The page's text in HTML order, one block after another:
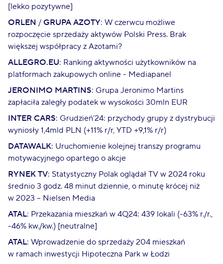
[lekko pozytywne]
ORLEN / GRUPA AZOTY: W czerwcu możliwe
rozpoczęcie sprzedaży aktywów Polski Press. Brak
większej współpracy z Azotami?
ALLEGRO.EU: Ranking aktywności użytkowników na
platformach zakupowych online - Mediapanel
JERONIMO MARTINS: Grupa Jeronimo Martins
zapłaciła zaległy podatek w wysokości 30mln EUR
INTER CARS: Grudzień’24: przychody grupy z dystrybucji
wyniosły 1,4mld PLN (+11% r/r, YTD +9,1% r/r)
DATAWALK: Uruchomienie kolejnej transzy programu
motywacyjnego opartego o akcje
RYNEK TV: Statystyczny Polak oglądał TV w 2024 roku
średnio 3 godz. 48 minut dziennie, o minutę krócej niż
w 2023 – Nielsen Media
ATAL: Przekazania mieszkań w 4Q24: 439 lokali (-63% r./r.,
-46% kw./kw.) [neutralne]
ATAL: Wprowadzenie do sprzedaży 204 mieszkań
w ramach inwestycji Hipoteczna Park w Łodzi